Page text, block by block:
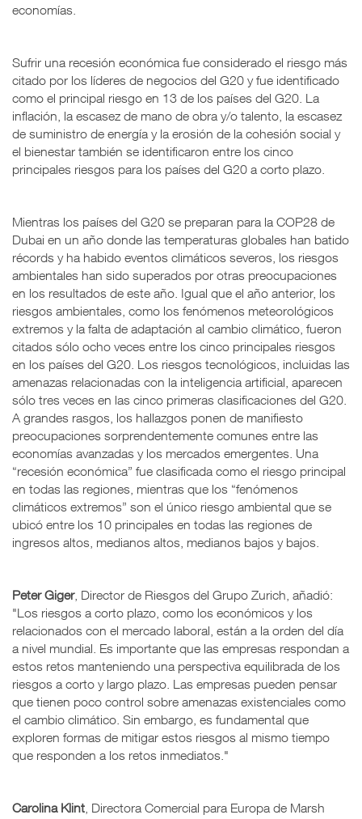
economías.
Sufrir una recesión económica fue considerado el riesgo más
citado por los líderes de negocios del G20 y fue identificado
como el principal riesgo en 13 de los países del G20. La
inflación, la escasez de mano de obra y/o talento, la escasez
de suministro de energía y la erosión de la cohesión social y
el bienestar también se identificaron entre los cinco
principales riesgos para los países del G20 a corto plazo.
Mientras los países del G20 se preparan para la COP28 de
Dubai en un año donde las temperaturas globales han batido
récords y ha habido eventos climáticos severos, los riesgos
ambientales han sido superados por otras preocupaciones
en los resultados de este año. Igual que el año anterior, los
riesgos ambientales, como los fenómenos meteorológicos
extremos y la falta de adaptación al cambio climático, fueron
citados sólo ocho veces entre los cinco principales riesgos
en los países del G20. Los riesgos tecnológicos, incluidas las
amenazas relacionadas con la inteligencia artificial, aparecen
sólo tres veces en las cinco primeras clasificaciones del G20.
A grandes rasgos, los hallazgos ponen de manifiesto
preocupaciones sorprendentemente comunes entre las
economías avanzadas y los mercados emergentes. Una
“recesión económica” fue clasificada como el riesgo principal
en todas las regiones, mientras que los “fenómenos
climáticos extremos” son el único riesgo ambiental que se
ubicó entre los 10 principales en todas las regiones de
ingresos altos, medianos altos, medianos bajos y bajos.
Peter Giger, Director de Riesgos del Grupo Zurich, añadió:
"Los riesgos a corto plazo, como los económicos y los
relacionados con el mercado laboral, están a la orden del día
a nivel mundial. Es importante que las empresas respondan a
estos retos manteniendo una perspectiva equilibrada de los
riesgos a corto y largo plazo. Las empresas pueden pensar
que tienen poco control sobre amenazas existenciales como
el cambio climático. Sin embargo, es fundamental que
exploren formas de mitigar estos riesgos al mismo tiempo
que responden a los retos inmediatos."
Carolina Klint , Directora Comercial para Europa de Marsh